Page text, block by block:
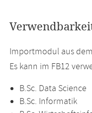
Importmodul aus
Es kann im FB12
B.Sc. Data Science
B.Sc. Informatik